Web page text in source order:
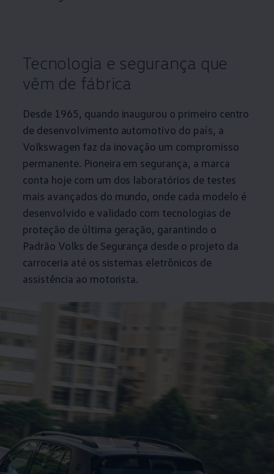
Tecnologia e segurança que
vêm de fábrica
Desde 1965, quando inaugurou o primeiro centro
de desenvolvimento automotivo do país, a
Volkswagen faz da inovação um compromisso
permanente. Pioneira em segurança, a marca
conta hoje com um dos laboratórios de testes
mais avançados do mundo, onde cada modelo é
desenvolvido e validado com tecnologias de
proteção de última geração, garantindo o
Padrão Volks de Segurança desde o projeto da
carroceria até os sistemas eletrônicos de
assistência ao motorista.